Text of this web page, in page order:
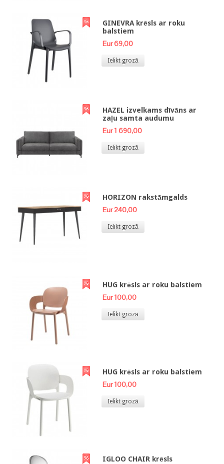
GINEVRA krēsls ar roku
balstiem
Eur 69,00
Ielikt grozā
HAZEL izvelkams dīvāns ar
zaļu samta audumu
Eur 1 690,00
Ielikt grozā
HORIZON rakstāmgalds
Eur 240,00
Ielikt grozā
HUG krēsls ar roku balstiem
Eur 100,00
Ielikt grozā
HUG krēsls ar roku balstiem
Eur 100,00
Ielikt grozā
IGLOO CHAIR krēsls